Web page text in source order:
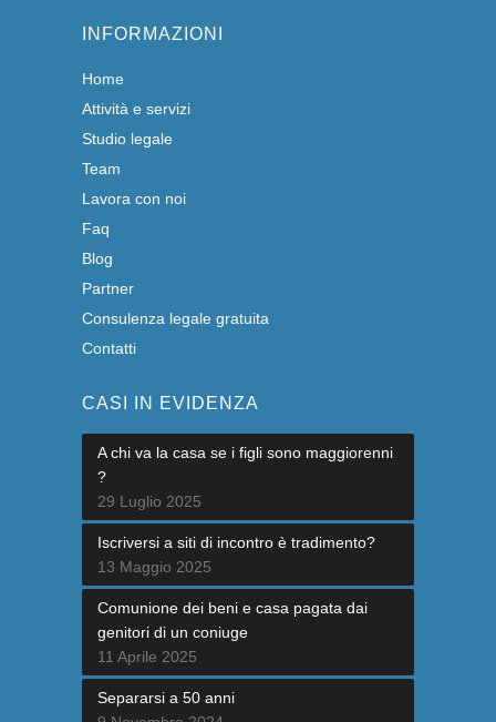
INFORMAZIONI
Home
Attività e servizi
Studio legale
Team
Lavora con noi
Faq
Blog
Partner
Consulenza legale gratuita
Contatti
CASI IN EVIDENZA
A chi va la casa se i figli sono maggiorenni
?
29 Luglio 2025
Iscriversi a siti di incontro è tradimento?
13 Maggio 2025
Comunione dei beni e casa pagata dai
genitori di un coniuge
11 Aprile 2025
Separarsi a 50 anni